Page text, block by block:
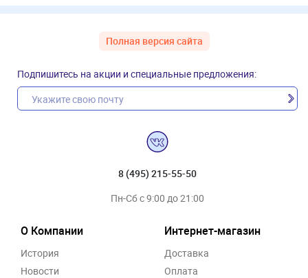
Полная версия сайта
Подпишитесь на акции и специальные предложения:
8 (495) 215-55-50
Пн-Сб с 9:00 до 21:00
О Компании
История
Новости
Интернет-магазин
Доставка
Оплата